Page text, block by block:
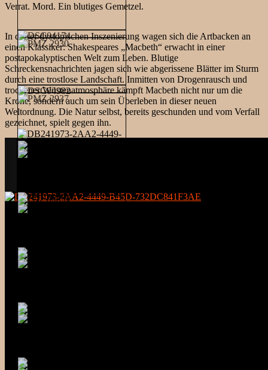
Verrat. Mord. Ein blutiges Gemetzel.
In dieser dystopischen Inszenierung wagen sich die Artbacken an
einen Klassiker: Shakespeares „Macbeth“ erwacht in einer
postapokalyptischen Welt zum Leben. Blutige
Schreckensnachrichten jagen sich wie abgerissene Blätter im Sturm
durch eine trostlose Landschaft. Inmitten von Drogenrausch und
trockener Wüstenatmosphäre kämpft Macbeth nicht nur um die
Krone, sondern auch um sein Überleben in dieser neuen
Weltordnung. Die Natur selbst, bereits geschunden und vom Verfall
gezeichnet, spielt gegen ihn.